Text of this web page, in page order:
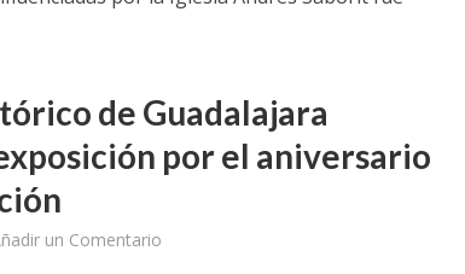
de Guadalajara
por el aniversario
un Comentario